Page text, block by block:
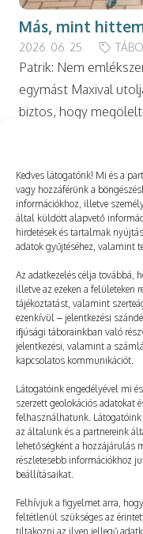
Kedves látogatónk! Mi és a
vagy hozzáférünk a
információkhoz, illetve
által küldött alapvető
hirdetések és tartalmak
adatok gyűjtéséhez, valamint
Az adatkezelés célja továbbá,
illetve az ezeken a felületeken
tájékoztatást, valamint
ezenkívül – jelentkezési
ifjúsági táborainkban való
jelentkezési, valamint a
kapcsolatos kommunikációt.
Látogatóink engedélyével mi
szerzett geolokációs adatokat
felhasználhatunk.
az általunk és a partnereink
lehetőségként a hozzájárulás
részletesebb információkhoz
beállításaikat.
Felhívjuk a figyelmet arra,
feltétlenül szükséges az
tiltakozni az ilyen jellegű
Más, mint
2026. 06. 25.
Patrik: Nem
egymást Maxival
biztos, hogy
kortyot a vízből,
A testvérem –
2026. 06. 20.
Patrik: Maxi
rögtön sejtem, hogy
– suttogom rekedten
még idegesebb lesz.